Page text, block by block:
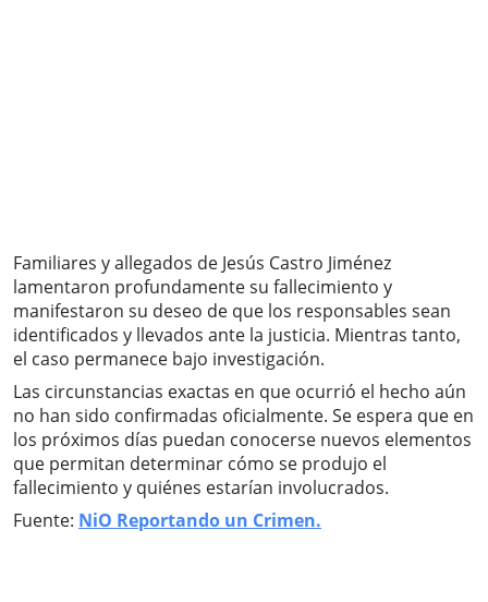
Familiares y allegados de Jesús Castro Jiménez
lamentaron profundamente su fallecimiento y
manifestaron su deseo de que los responsables sean
identificados y llevados ante la justicia. Mientras tanto,
el caso permanece bajo investigación.
Las circunstancias exactas en que ocurrió el hecho aún
no han sido confirmadas oficialmente. Se espera que en
los próximos días puedan conocerse nuevos elementos
que permitan determinar cómo se produjo el
fallecimiento y quiénes estarían involucrados.
Fuente: NiO Reportando un Crimen.